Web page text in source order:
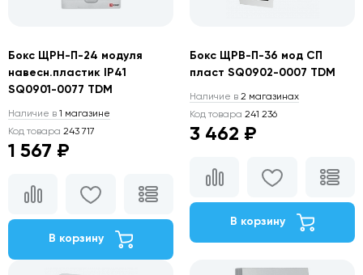
Бокс ЩРН-П-24 модуля
навесн.пластик IP41
SQ0901-0077 TDM
Наличие в 1 магазине
Код товара 243 717
1 567 ₽
В корзину
Бокс ЩРВ-П-36 мод СП
пласт SQ0902-0007 TDM
Наличие в 2 магазинах
Код товара 241 236
3 462 ₽
В корзину